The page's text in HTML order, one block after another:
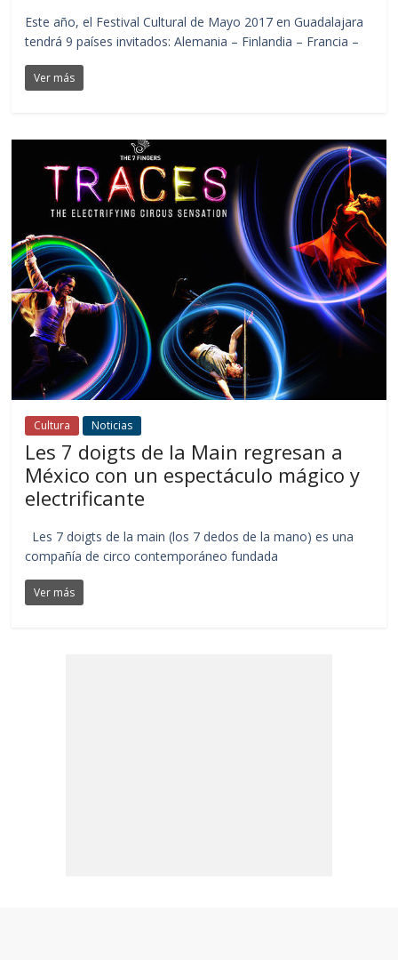
Este año, el Festival Cultural de Mayo 2017 en Guadalajara
tendrá 9 países invitados: Alemania – Finlandia – Francia –
Ver más
Cultura Noticias
Les 7 doigts de la Main regresan a
México con un espectáculo mágico y
electrificante
Les 7 doigts de la main (los 7 dedos de la mano) es una
compañía de circo contemporáneo fundada
Ver más